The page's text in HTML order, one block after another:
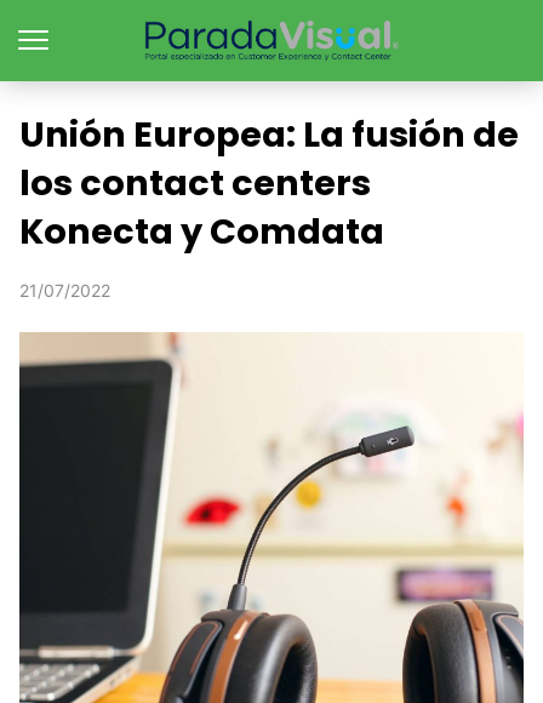
Unión Europea: La fusión de
los contact centers
Konecta y Comdata
21/07/2022